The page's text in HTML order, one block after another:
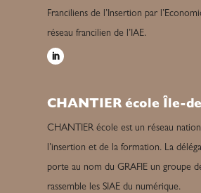
Franciliens de l’Insertion par
réseau francilien de l’IAE.
CHANTIER école Île-
CHANTIER école est un réseau
l’insertion et de la formation. La
porte au nom du GRAFIE un groupe
rassemble les SIAE du numérique.